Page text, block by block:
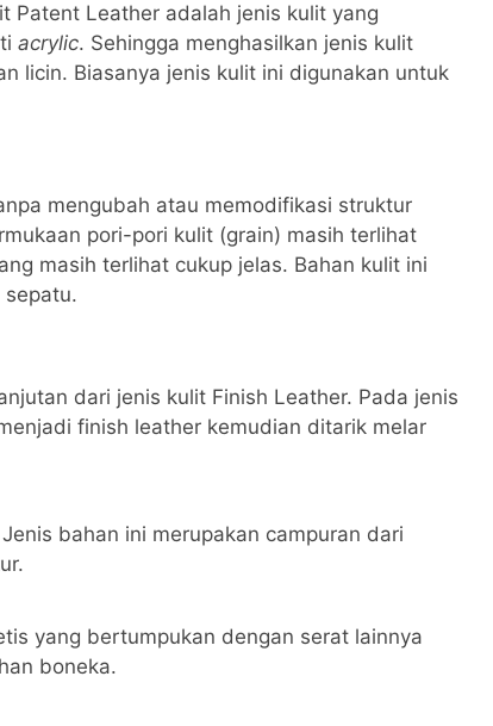
Patent Leather adalah jenis kulit yang
acrylic. Sehingga menghasilkan jenis kulit
licin. Biasanya jenis kulit ini digunakan untuk
mengubah atau memodifikasi struktur
pori-pori kulit (grain) masih terlihat
masih terlihat cukup jelas. Bahan kulit ini
dari jenis kulit Finish Leather. Pada jenis
finish leather kemudian ditarik melar
bahan ini merupakan campuran dari
yang bertumpukan dengan serat lainnya
boneka.